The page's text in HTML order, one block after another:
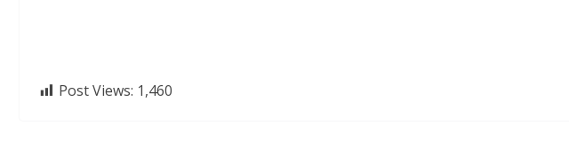
Post Views: 1,460